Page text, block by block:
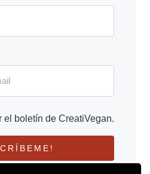
el boletín de CreatiVegan.